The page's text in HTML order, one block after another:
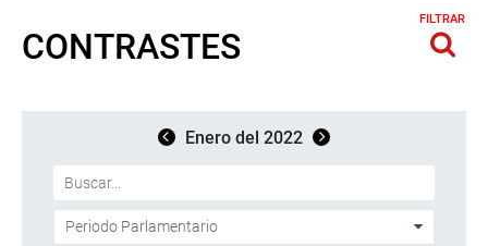
CONTRASTES
FILTRAR
Enero del 2022